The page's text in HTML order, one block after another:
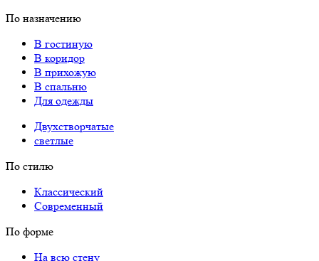
По назначению
В гостиную
В коридор
В прихожую
В спальню
Для одежды
Двухстворчатые
светлые
По стилю
Классический
Современный
По форме
На всю стену